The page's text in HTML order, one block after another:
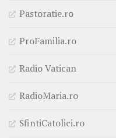
Pastoratie.ro
ProFamilia.ro
Radio Vatican
RadioMaria.ro
SfintiCatolici.ro